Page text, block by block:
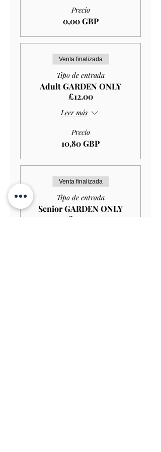
Precio
0,00 GBP
Venta finalizada
Tipo de entrada
Adult GARDEN ONLY
£12.00
Leer más
Precio
10,80 GBP
Venta finalizada
Tipo de entrada
Senior GARDEN ONLY
£10.00